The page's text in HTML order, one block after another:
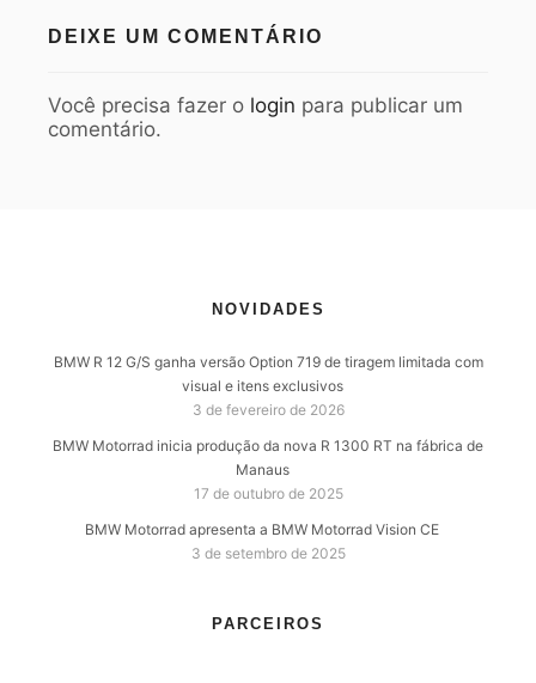
DEIXE UM COMENTÁRIO
Você precisa fazer o login para publicar um
comentário.
NOVIDADES
BMW R 12 G/S ganha versão Option 719 de tiragem limitada com
visual e itens exclusivos
3 de fevereiro de 2026
BMW Motorrad inicia produção da nova R 1300 RT na fábrica de
Manaus
17 de outubro de 2025
BMW Motorrad apresenta a BMW Motorrad Vision CE
3 de setembro de 2025
PARCEIROS